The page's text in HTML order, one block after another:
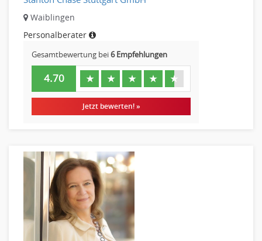
Revision
Steuern
Wirtschaftsprüfung
Beauty, Wellness
Elektrik, Sanitär, Heizung, Klima
Fertigung, Produktion
Gastronomie, Hotellerie
Holzhandwerk
Handwerk, Dienstleistung & Fertigung Leitung, Teamleitung
Waiblingen
Personalberater
Gesamtbewertung bei6 Empfehlungen
4.70 ★ ★ ★ ★ ★
Jetzt bewerten! »